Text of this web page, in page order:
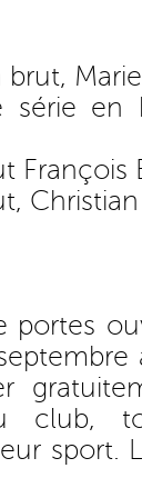
brut,
série
François
portes
club,
sport.